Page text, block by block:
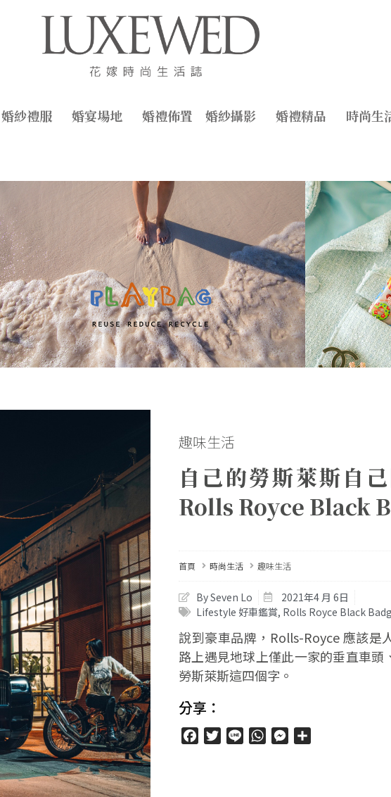
婚紗禮服 婚宴場地 婚禮佈置 婚紗攝影 婚禮精品 時尚生
趣味生活
自己的勞斯萊斯自
Rolls Royce Black
首頁 時尚生活 趣味生活
By Seven Lo
2021年4 月 6日
Lifestyle 好車鑑賞, Rolls Royce Black
說到豪車品牌，Rolls-Royce 應該是
路上遇見地球上僅此一家的垂直車
勞斯萊斯這四個字。
分享：
FacebookTwitter
Line WhatsAppMessenger